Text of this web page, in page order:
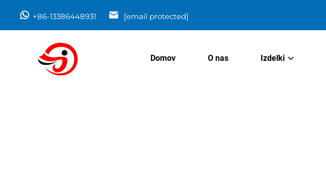
+86-13386448931 [email protected]
Domov O nas Izdelki